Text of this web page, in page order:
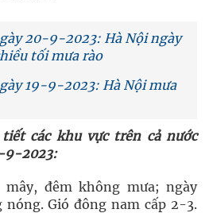
20-9-2023: Hà Nội ngày
tối mưa rào
19-9-2023: Hà Nội mưa
các khu vực trên cả nước
9-2023:
đêm không mưa; ngày
nóng. Gió đông nam cấp 2-3.